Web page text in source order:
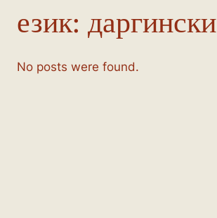
език: даргински
No posts were found.